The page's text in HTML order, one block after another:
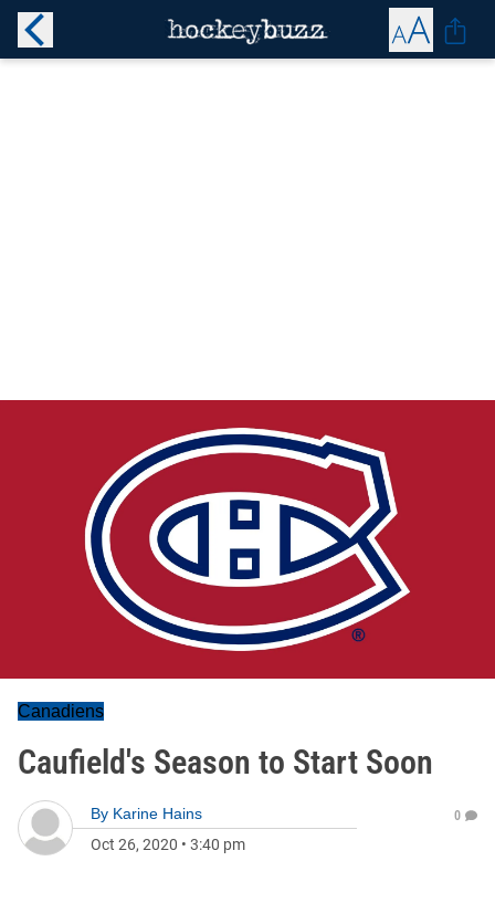
Canadiens
Caufield's Season to Start Soon
By Karine Hains
Oct 26, 2020 • 3:40 pm
0